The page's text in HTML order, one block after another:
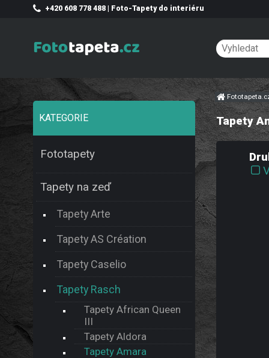
Tapety
KATEGORIE
Fototapety
Tapety na zeď
Tapety Arte
Tapety AS Création
Tapety Caselio
Tapety Rasch
Tapety African Queen
III
Tapety Aldora
Tapety Amara
+420 608 778 488 | Foto-Tapety do interiéru